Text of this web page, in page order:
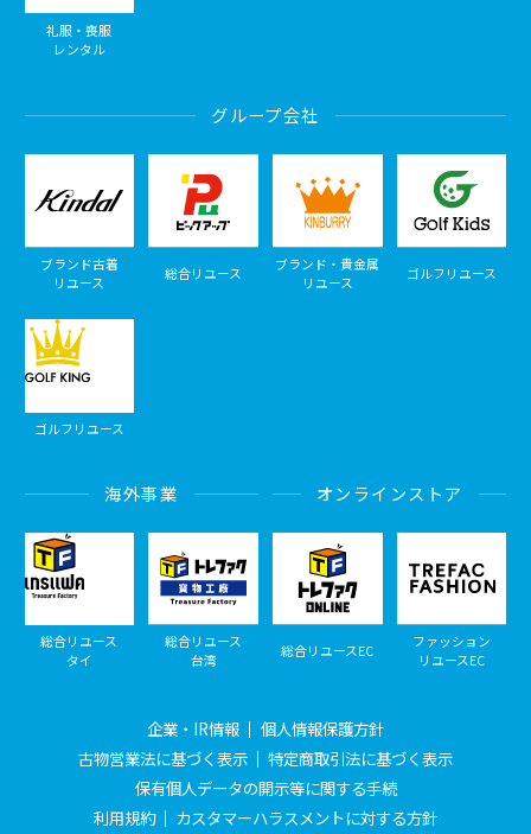
礼服・喪服
レンタル
グループ会社
ブランド古着
リユース
総合リユース
ブランド・貴金属
リユース
ゴルフリユース
ゴルフリユース
海外事業
総合リユース
タイ
総合リユース
台湾
オンラインストア
総合リユースEC
ファッション
リユースEC
企業・IR情報
個人情報保護方針
古物営業法に基づく表示
特定商取引法に基づく表示
保有個人データの開示等に関する手続
利用規約
カスタマーハラスメントに対する方針